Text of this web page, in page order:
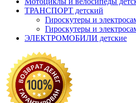
ТРАНСПОРТ детский
Гироскутеры и
Гироскутеры и
ЭЛЕКТРОМОБИЛИ детские